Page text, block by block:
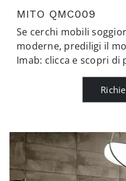
MITO QMC009
Se cerchi mobili
moderne, prediligi il
Imab: clicca e scopri di